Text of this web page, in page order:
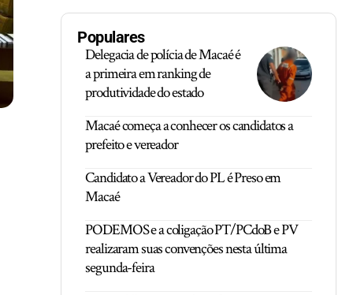
Populares
Delegacia de polícia de Macaé é
a primeira em ranking de
produtividade do estado
Macaé começa a conhecer os candidatos a
prefeito e vereador
Candidato a Vereador do PL é Preso em
Macaé
PODEMOS e a coligação PT/PCdoB e PV
realizaram suas convenções nesta última
segunda-feira